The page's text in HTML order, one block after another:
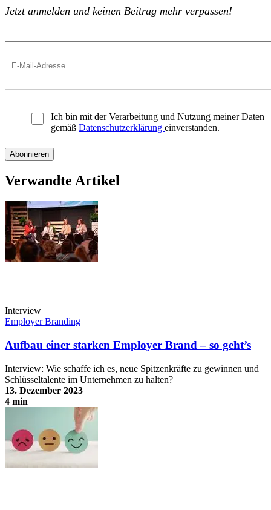
Jetzt anmelden und keinen Beitrag mehr verpassen!
Ich bin mit der Verarbeitung und Nutzung meiner Daten
gemäß Datenschutzerklärung einverstanden.
Verwandte Artikel
Interview
Employer Branding
Aufbau einer starken Employer Brand – so geht’s
Interview: Wie schaffe ich es, neue Spitzenkräfte zu gewinnen und
Schlüsseltalente im Unternehmen zu halten?
13. Dezember 2023
4 min
Aufbau einer starken Employer Brand – so geht’s